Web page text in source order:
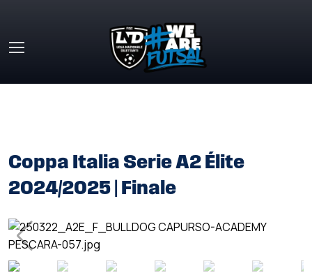
Coppa Italia Serie A2 Élite
2024/2025 | Finale